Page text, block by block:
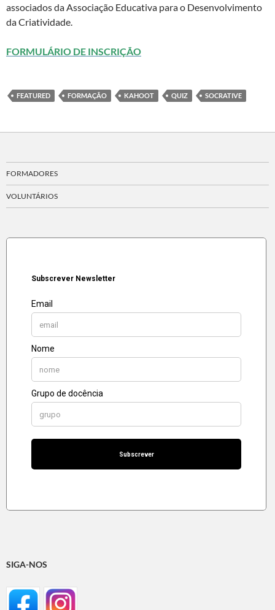
associados da Associação Educativa para o Desenvolvimento
da Criatividade.
FORMULÁRIO DE INSCRIÇÃO
FEATURED FORMAÇÃO KAHOOT QUIZ SOCRATIVE
FORMADORES
VOLUNTÁRIOS
SIGA-NOS